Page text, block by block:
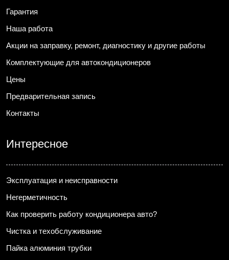
Гарантия
Наша работа
Акции на заправку, ремонт, диагностику и другие работы
Комплектующие для автокондиционеров
Цены
Предварительная запись
Контакты
Интересное
Эксплуатация и неисправности
Негерметичность
Как проверить работу кондиционера авто?
Чистка и техобслуживание
Пайка алюминия трубки